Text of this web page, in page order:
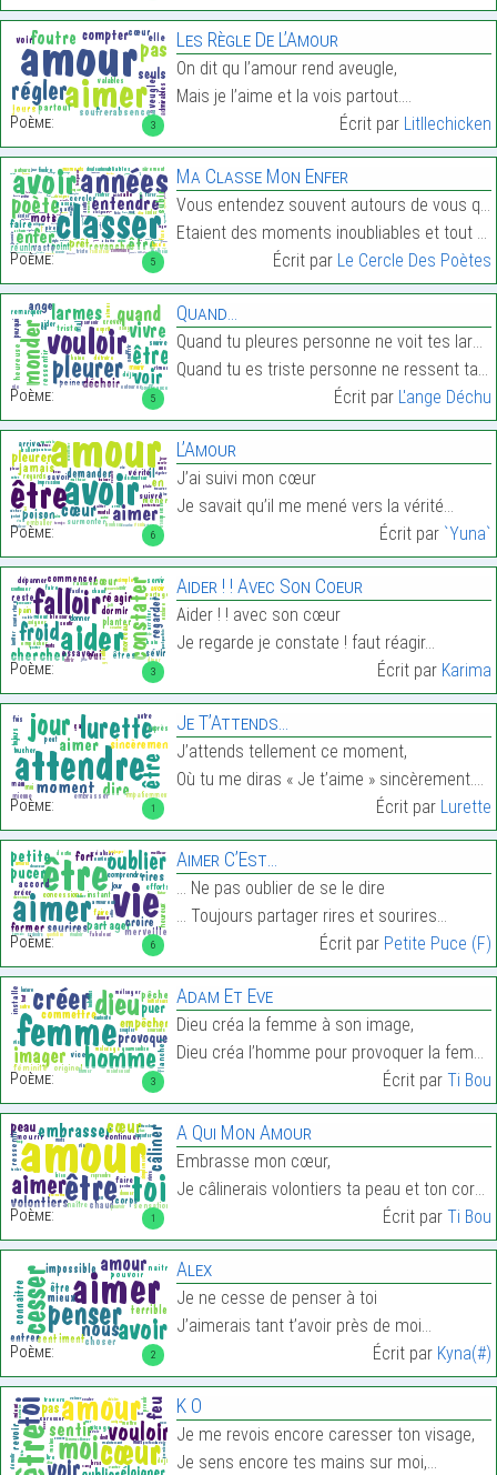
3
Poème:
Les Règle De L’Amour
On dit qu l’amour rend aveugle,
Mais je l’aime et la vois partout.…
Écrit par Litllechicken
5
Poème:
Ma Classe Mon Enfer
Vous entendez souvent autours de vous que les anné
Etaient des moments inoubliables et tout n’était q…
Écrit par Le Cercle Des Poètes
5
Poème:
Quand…
Quand tu pleures personne ne voit tes larmes
Quand tu es triste personne ne ressent ta peine…
Écrit par L'ange Déchu
6
Poème:
L’Amour
J’ai suivi mon cœur
Je savait qu’il me mené vers la vérité…
Écrit par `Yuna`
3
Poème:
Aider ! ! Avec Son Coeur
Aider ! ! avec son cœur
Je regarde je constate ! faut réagir…
Écrit par Karima
1
Poème:
Je T’Attends…
J’attends tellement ce moment,
Où tu me diras « Je t’aime » sincèrement.…
Écrit par Lurette
6
Poème:
Aimer C’Est…
… Ne pas oublier de se le dire
… Toujours partager rires et sourires…
Écrit par Petite Puce (F)
3
Poème:
Adam Et Eve
Dieu créa la femme à son image,
Dieu créa l’homme pour provoquer la femme,…
Écrit par Ti Bou
1
Poème:
A Qui Mon Amour
Embrasse mon cœur,
Je câlinerais volontiers ta peau et ton corps chau…
Écrit par Ti Bou
2
Poème:
Alex
Je ne cesse de penser à toi
J’aimerais tant t’avoir près de moi…
Écrit par Kyna(#)
K O
Je me revois encore caresser ton visage,
Je sens encore tes mains sur moi,…